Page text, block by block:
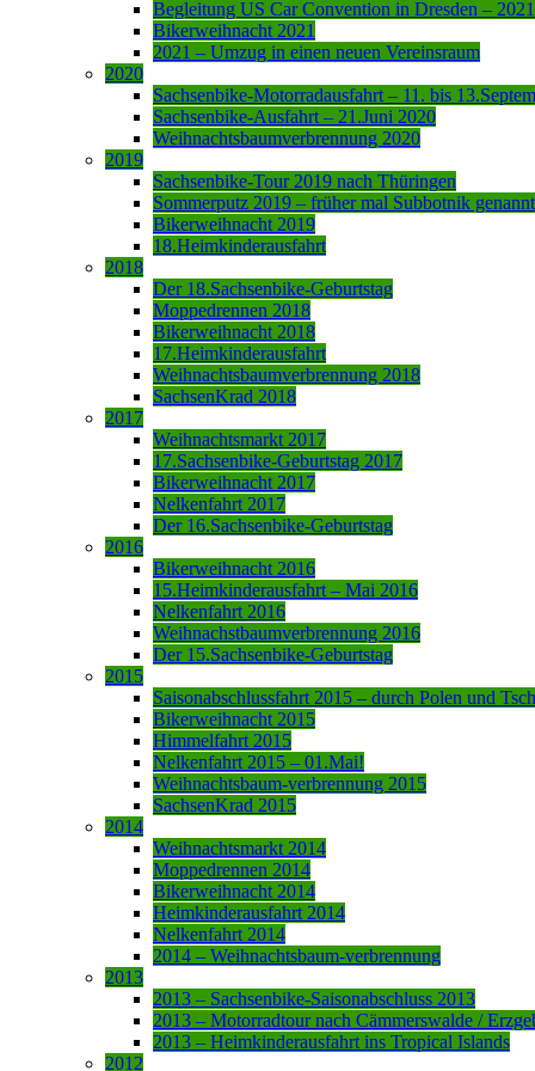
Begleitung US Car Convention in Dresden – 2021
Bikerweihnacht 2021
2021 – Umzug in einen neuen Vereinsraum
2020
Sachsenbike-Motorradausfahrt – 11. bis
Sachsenbike-Ausfahrt – 21.Juni 2020
Weihnachtsbaumverbrennung 2020
2019
Sachsenbike-Tour 2019 nach Thüringen
Sommerputz 2019 – früher mal Subbotnik genannt
Bikerweihnacht 2019
18.Heimkinderausfahrt
2018
Der 18.Sachsenbike-Geburtstag
Moppedrennen 2018
Bikerweihnacht 2018
17.Heimkinderausfahrt
Weihnachtsbaumverbrennung 2018
SachsenKrad 2018
2017
Weihnachtsmarkt 2017
17.Sachsenbike-Geburtstag 2017
Bikerweihnacht 2017
Nelkenfahrt 2017
Der 16.Sachsenbike-Geburtstag
2016
Bikerweihnacht 2016
15.Heimkinderausfahrt – Mai 2016
Nelkenfahrt 2016
Weihnachstbaumverbrennung 2016
Der 15.Sachsenbike-Geburtstag
2015
Saisonabschlussfahrt 2015 – durch Polen und
Bikerweihnacht 2015
Himmelfahrt 2015
Nelkenfahrt 2015 – 01.Mai!
Weihnachtsbaum-verbrennung 2015
SachsenKrad 2015
2014
Weihnachtsmarkt 2014
Moppedrennen 2014
Bikerweihnacht 2014
Heimkinderausfahrt 2014
Nelkenfahrt 2014
2014 – Weihnachtsbaum-verbrennung
2013
2013 – Sachsenbike-Saisonabschluss 2013
2013 – Motorradtour nach Cämmerswalde /
2013 – Heimkinderausfahrt ins Tropical Islands
2012